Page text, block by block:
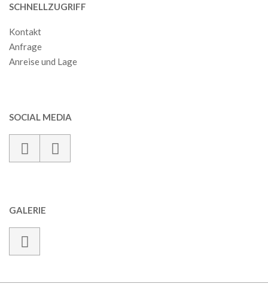
SCHNELLZUGRIFF
Kontakt
Anfrage
Anreise und Lage
SOCIAL MEDIA
GALERIE